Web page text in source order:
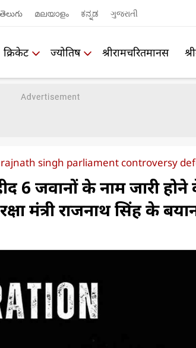
తెలుగు മലയാളം ಕನ್ನಡ ગુજરાતી
क्रिकेट ज्योतिष श्रीरामचरितमानस
singh parliament controversy
जवानों के नाम जारी होने
मंत्री राजनाथ सिंह के